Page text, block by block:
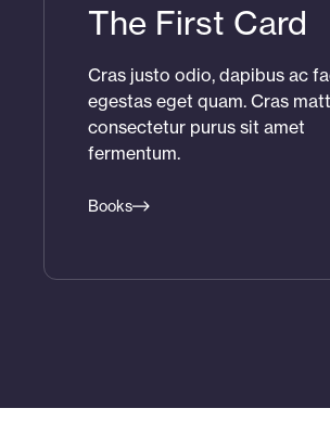
The First Card
Cras justo odio, dapibus ac
egestas eget quam. Cras
consectetur purus sit amet
fermentum.
Books